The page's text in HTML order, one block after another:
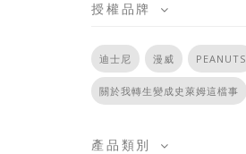
授權品牌
迪士尼 漫威 PEANUTS
關於我轉生變成史萊姆這檔事
產品類別